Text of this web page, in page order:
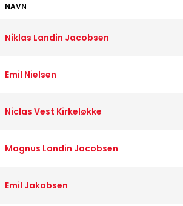
NAVN
Niklas Landin Jacobsen
Emil Nielsen
Niclas Vest Kirkeløkke
Magnus Landin Jacobsen
Emil Jakobsen